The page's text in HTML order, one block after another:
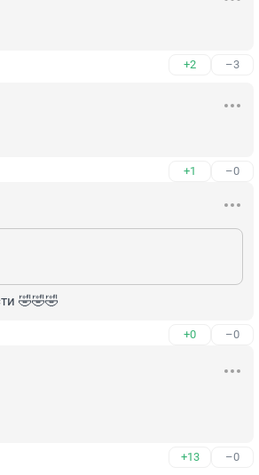
+2 –3
+1 –0
🤣🤣🤣
+0 –0
+13 –0